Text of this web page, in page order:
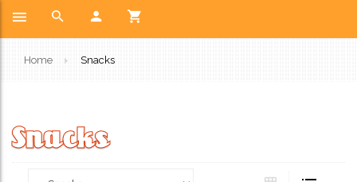
Home Snacks
Snacks